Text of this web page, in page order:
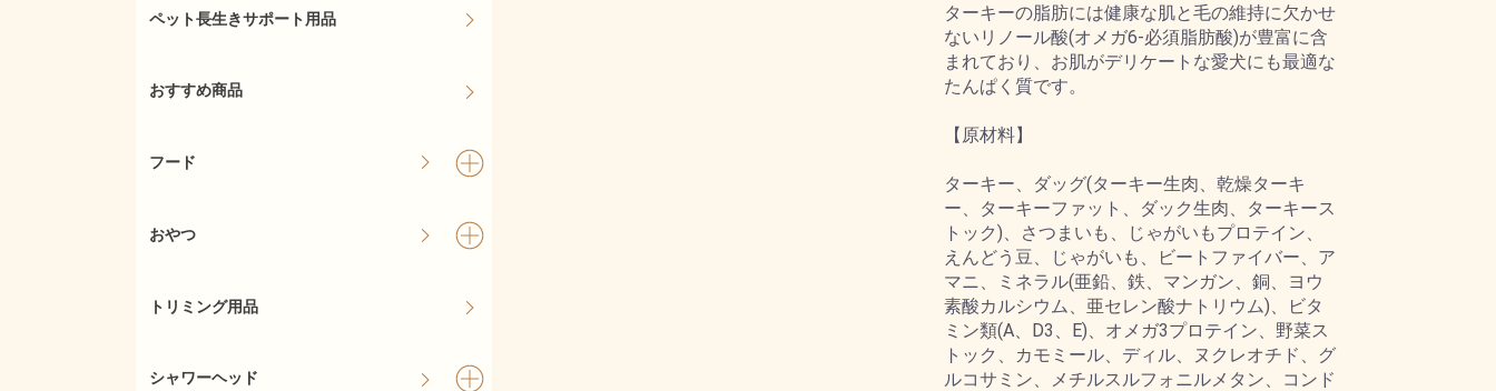
ターキーの脂肪には健康な肌と毛の維持に欠かせ
ないリノール酸(オメガ6-必須脂肪酸)が豊富に含
まれており、お肌がデリケートな愛犬にも最適な
たんぱく質です。
【原材料】
ターキー、ダッグ(ターキー生肉、乾燥ターキ
ー、ターキーファット、ダック生肉、ターキース
トック)、さつまいも、じゃがいもプロテイン、
えんどう豆、じゃがいも、ビートファイバー、ア
マニ、ミネラル(亜鉛、鉄、マンガン、銅、ヨウ
素酸カルシウム、亜セレン酸ナトリウム)、ビタ
ミン類(A、D3、E)、オメガ3プロテイン、野菜ス
トック、カモミール、ディル、ヌクレオチド、グ
ルコサミン、メチルスルフォニルメタン、コンド
ペット長生きサポート用品
おすすめ商品
フード
おやつ
トリミング用品
シャワーヘッド